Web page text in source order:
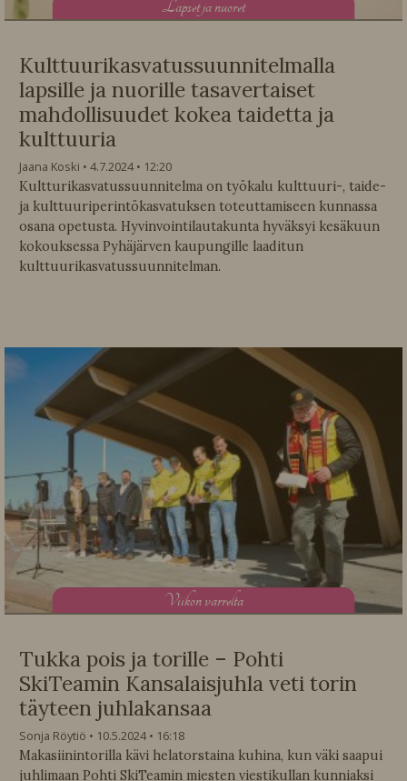
Lapset ja nuoret
Kulttuurikasvatussuunnitelmalla
lapsille ja nuorille tasavertaiset
mahdollisuudet kokea taidetta ja
kulttuuria
Jaana Koski 4.7.2024
12:20
Kultturikasvatussuunnitelma on työkalu kulttuuri-, taide-
ja kulttuuriperintökasvatuksen toteuttamiseen kunnassa
osana opetusta. Hyvinvointilautakunta hyväksyi kesäkuun
kokouksessa Pyhäjärven kaupungille laaditun
kulttuurikasvatussuunnitelman.
Viikon varrelta
Tukka pois ja torille – Pohti
SkiTeamin Kansalaisjuhla veti torin
täyteen juhlakansaa
Sonja Röytiö 10.5.2024
16:18
Makasiinintorilla kävi helatorstaina kuhina, kun väki saapui
juhlimaan Pohti SkiTeamin miesten viestikullan kunniaksi